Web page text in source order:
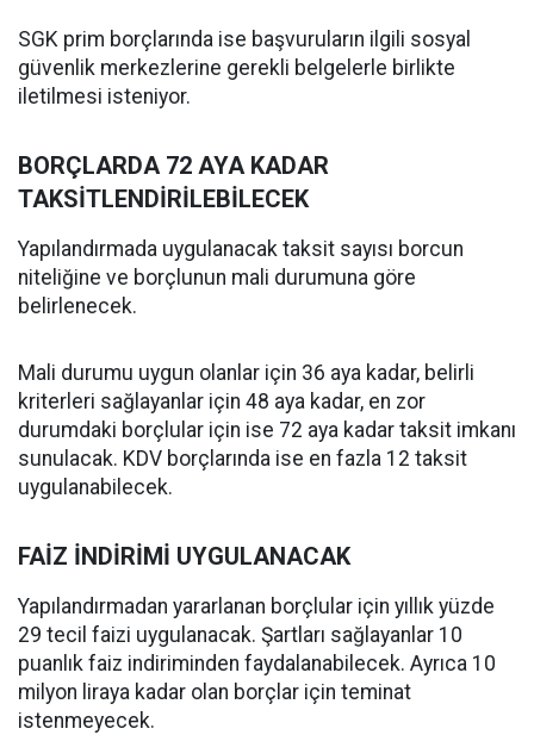
SGK prim borçlarında ise başvuruların ilgili sosyal
güvenlik merkezlerine gerekli belgelerle birlikte
iletilmesi isteniyor.
BORÇLARDA 72 AYA KADAR
TAKSİTLENDİRİLEBİLECEK
Yapılandırmada uygulanacak taksit sayısı borcun
niteliğine ve borçlunun mali durumuna göre
belirlenecek.
Mali durumu uygun olanlar için 36 aya kadar, belirli
kriterleri sağlayanlar için 48 aya kadar, en zor
durumdaki borçlular için ise 72 aya kadar taksit imkanı
sunulacak. KDV borçlarında ise en fazla 12 taksit
uygulanabilecek.
FAİZ İNDİRİMİ UYGULANACAK
Yapılandırmadan yararlanan borçlular için yıllık yüzde
29 tecil faizi uygulanacak. Şartları sağlayanlar 10
puanlık faiz indiriminden faydalanabilecek. Ayrıca 10
milyon liraya kadar olan borçlar için teminat
istenmeyecek.